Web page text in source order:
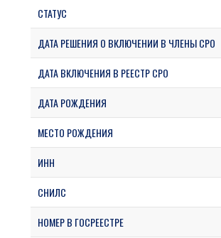
СТАТУС
ДАТА РЕШЕНИЯ О ВКЛЮЧЕНИИ В ЧЛЕНЫ СРО
ДАТА ВКЛЮЧЕНИЯ В РЕЕСТР СРО
ДАТА РОЖДЕНИЯ
МЕСТО РОЖДЕНИЯ
ИНН
СНИЛС
НОМЕР В ГОСРЕЕСТРЕ